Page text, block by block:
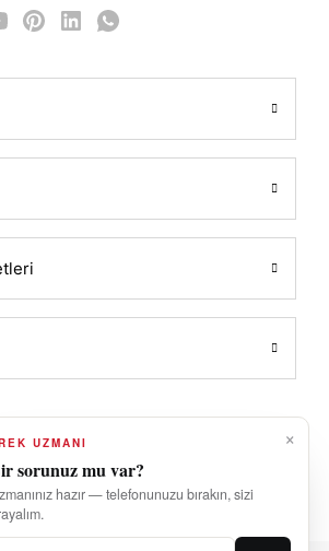
2026 Powered by ALATIN
×
UZMANI
sorunuz mu var?
hazır — telefonunuzu bırakın, sizi